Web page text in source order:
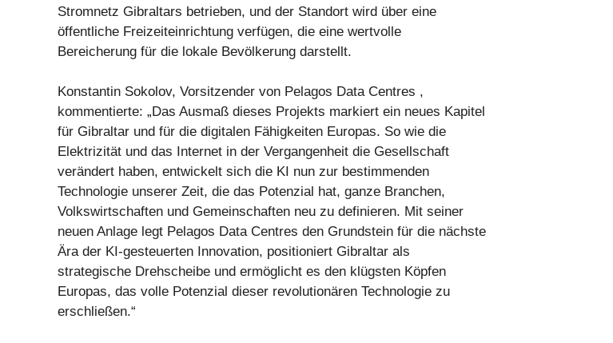
Stromnetz Gibraltars betrieben, und der Standort wird über eine
öffentliche Freizeiteinrichtung verfügen, die eine wertvolle
Bereicherung für die lokale Bevölkerung darstellt.
Konstantin Sokolov, Vorsitzender von Pelagos Data Centres ,
kommentierte: „Das Ausmaß dieses Projekts markiert ein neues Kapitel
für Gibraltar und für die digitalen Fähigkeiten Europas. So wie die
Elektrizität und das Internet in der Vergangenheit die Gesellschaft
verändert haben, entwickelt sich die KI nun zur bestimmenden
Technologie unserer Zeit, die das Potenzial hat, ganze Branchen,
Volkswirtschaften und Gemeinschaften neu zu definieren. Mit seiner
neuen Anlage legt Pelagos Data Centres den Grundstein für die nächste
Ära der KI-gesteuerten Innovation, positioniert Gibraltar als
strategische Drehscheibe und ermöglicht es den klügsten Köpfen
Europas, das volle Potenzial dieser revolutionären Technologie zu
erschließen.“